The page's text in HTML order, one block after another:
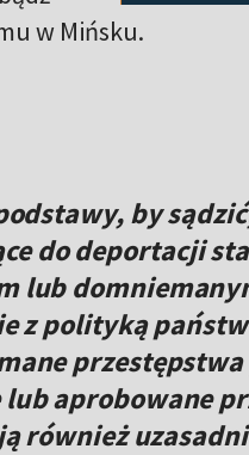
w Mińsku.
by
do deportacji
lub
z polityką
przestępstwa
lub aprobowane
również